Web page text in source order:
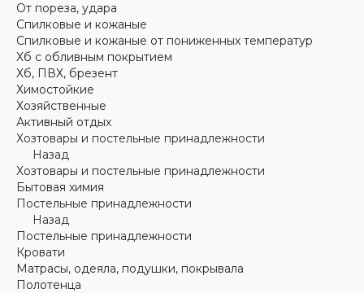
От пореза, удара
Спилковые и кожаные
Спилковые и кожаные от пониженных температур
Хб с обливным покрытием
Хб, ПВХ, брезент
Химостойкие
Хозяйственные
Активный отдых
Хозтовары и постельные принадлежности
Назад
Хозтовары и постельные принадлежности
Бытовая химия
Постельные принадлежности
Назад
Постельные принадлежности
Кровати
Матрасы, одеяла, подушки, покрывала
Полотенца